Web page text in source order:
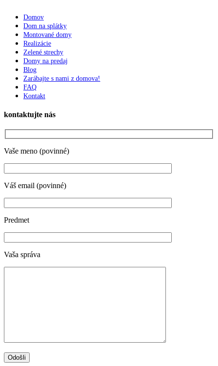
Domov
Dom na splátky
Montované domy
Realizácie
Zelené strechy
Domy na predaj
Blog
Zarábajte s nami z domova!
FAQ
Kontakt
kontaktujte nás
Vaše meno (povinné)
Váš email (povinné)
Predmet
Vaša správa